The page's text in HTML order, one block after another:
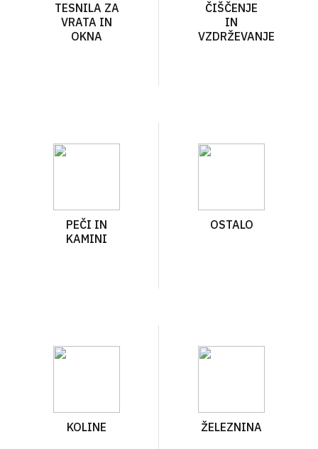
TESNILA ZA
VRATA IN
OKNA
ČIŠČENJE
IN
VZDRŽEVANJE
PEČI IN
KAMINI
OSTALO
KOLINE ŽELEZNINA